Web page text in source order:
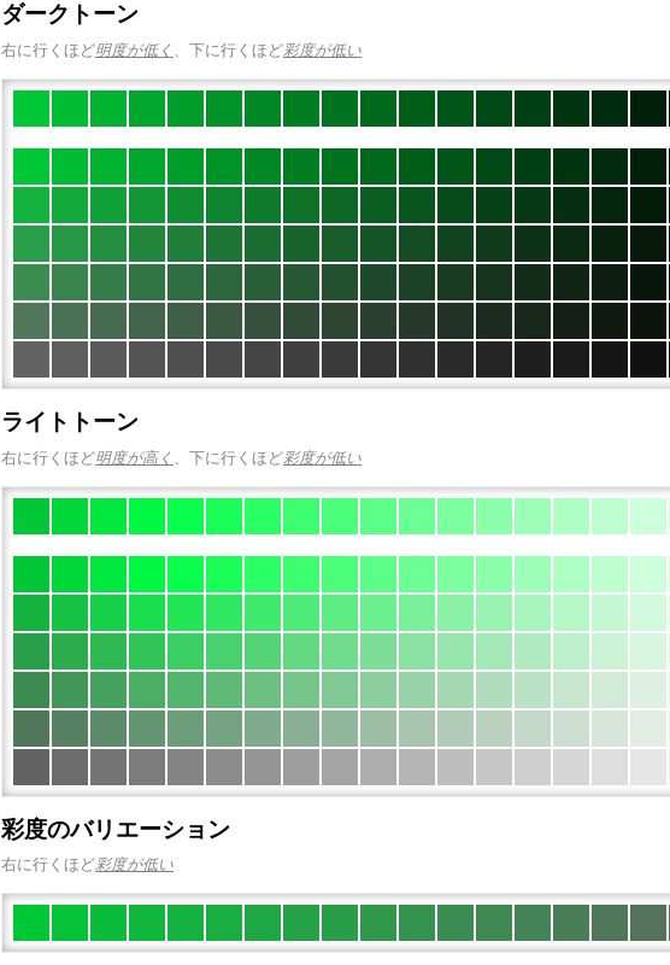
ダークトーン
右に行くほど明度が低く 、下に行くほど彩度が低い
ライトトーン
右に行くほど明度が高く 、下に行くほど彩度が低い
彩度のバリエーション
右に行くほど彩度が低い